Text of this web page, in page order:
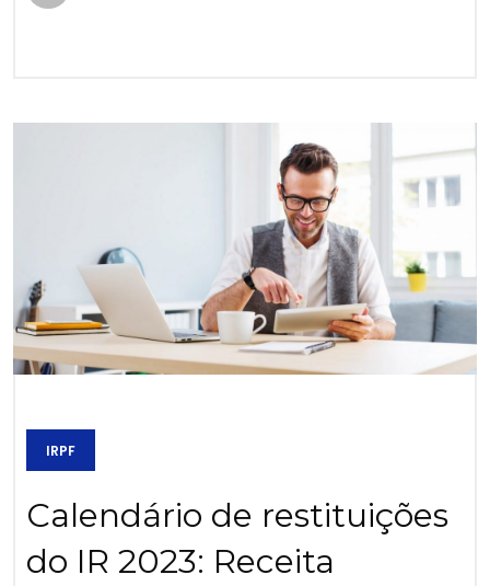
IRPF
Calendário de restituições
do IR 2023: Receita